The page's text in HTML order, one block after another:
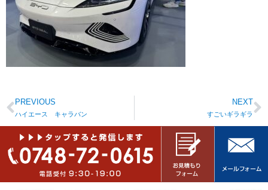
PREVIOUS
ハイエース キャラバン
NEXT
すごいギラギラ